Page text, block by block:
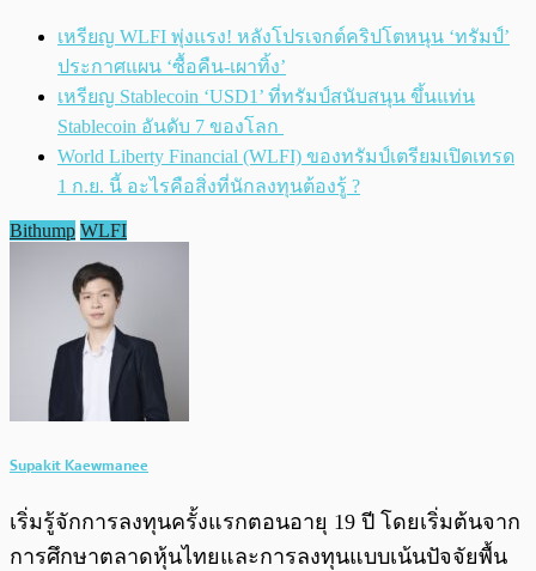
เหรียญ WLFI พุ่งแรง! หลังโปรเจกต์คริปโตหนุน ‘ทรัมป์’
ประกาศแผน ‘ซื้อคืน-เผาทิ้ง’
เหรียญ Stablecoin ‘USD1’ ที่ทรัมป์สนับสนุน ขึ้นแท่น
Stablecoin อันดับ 7 ของโลก
World Liberty Financial (WLFI) ของทรัมป์เตรียมเปิดเทรด
1 ก.ย. นี้ อะไรคือสิ่งที่นักลงทุนต้องรู้ ?
Bithump WLFI
Supakit Kaewmanee
เริ่มรู้จักการลงทุนครั้งแรกตอนอายุ 19 ปี โดยเริ่มต้นจาก
การศึกษาตลาดหุ้นไทยและการลงทุนแบบเน้นปัจจัยพื้น